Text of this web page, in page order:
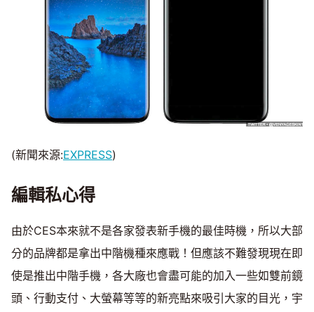
(新聞來源:EXPRESS)
編輯私心得
由於CES本來就不是各家發表新手機的最佳時機，所以大部
分的品牌都是拿出中階機種來應戰！但應該不難發現現在即
使是推出中階手機，各大廠也會盡可能的加入一些如雙前鏡
頭、行動支付、大螢幕等等的新亮點來吸引大家的目光，宇